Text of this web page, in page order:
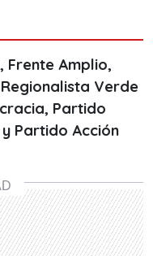
Frente Amplio,
Verde
Partido
Partido Acción